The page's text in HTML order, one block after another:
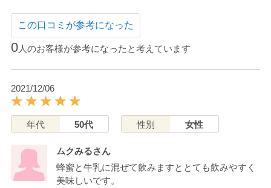
この口コミが参考になった
0人のお客様が参考になったと考えています
2021/12/06
年代 50代 性別 女性
ムクみるさん
蜂蜜と牛乳に混ぜて飲みますととても飲みやすく
美味しいです。